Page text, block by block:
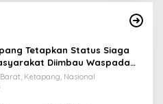
Tetapkan Status Siaga
Diimbau Waspada
Ketapang, Nasional